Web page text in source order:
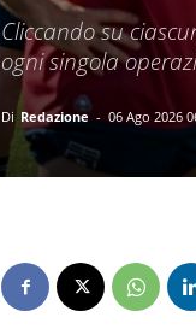
Cliccando su
ogni singola
Di Redazione - 06 Ago 2026